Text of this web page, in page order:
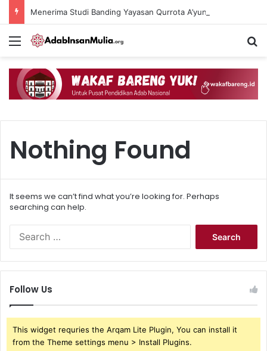
Menerima Studi Banding Yayasan Qurrota A’yun Jakarta
Menu
Nothing Found
It seems we can’t find what you’re looking for. Perhaps
searching can help.
Follow Us
This widget requries the Arqam Lite Plugin, You can install it
from the Theme settings menu > Install Plugins.